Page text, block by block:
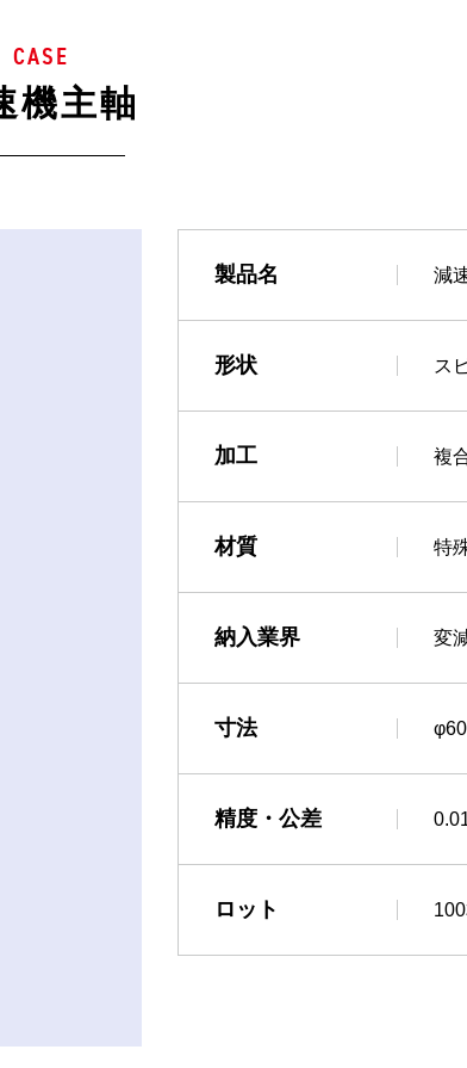
CASE
機主軸
製品名 減
形状 ス
加工 複
材質 特
納入業界 変
寸法
精度・公差
ロット